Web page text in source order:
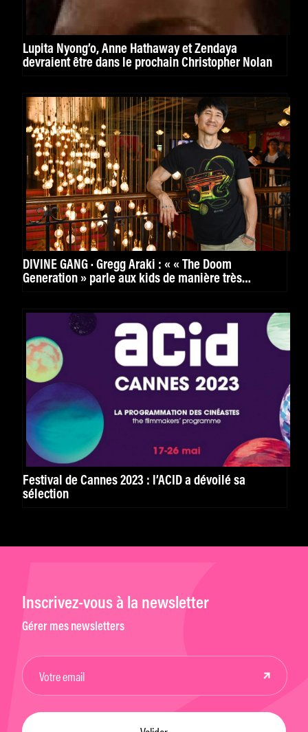
Lupita Nyong’o, Anne Hathaway et Zendaya
devraient être dans le prochain Christopher Nolan
DIVINE GANG · Gregg Araki : « « The Doom
Generation » parle aux kids de manière très
Festival de Cannes 2023 : l’ACID a dévoilé sa
sélection
Inscrivez-vous à la newsletter
Gérer mes newsletters